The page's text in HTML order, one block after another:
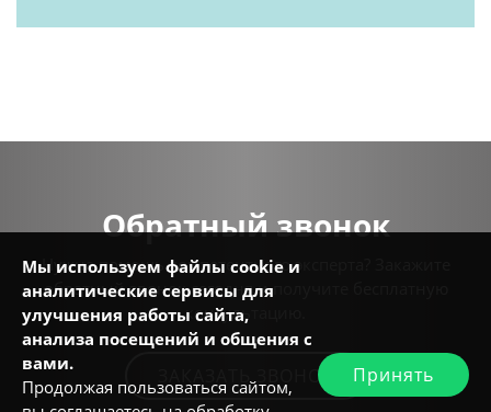
Обратный звонок
Нужна помощь компетентного эксперта? Закажите
обратный звонок сегодня и получите бесплатную
консультацию.
ЗАКАЗАТЬ ЗВОНОК
Мы используем файлы cookie и
аналитические сервисы для
улучшения работы сайта,
анализа посещений и общения с
вами.
Продолжая пользоваться сайтом,
Принять